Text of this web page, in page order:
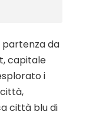
partenza da
capitale
i
città blu di